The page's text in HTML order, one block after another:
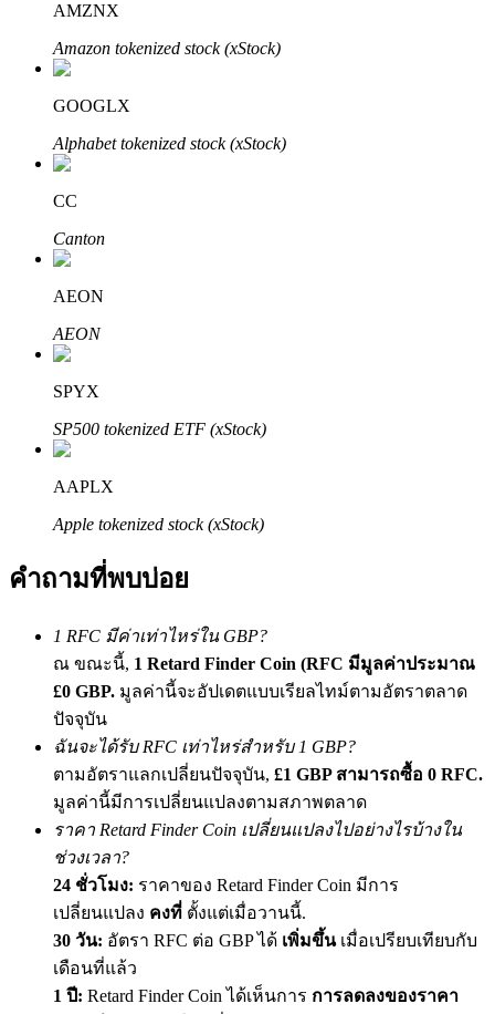
พันธมิตร Bitrue
มากถึง 65% คอมมิชชั่น!
การแนะนำ
เชิญเพื่อนเพื่อรับรางวัลเงินสด
Deposit CASHCAT & Win
Share 500000 CASHCAT prize pool
Exclusive for BitMart Users
AMZNX
Amazon tokenized stock (xStock)
GOOGLX
Alphabet tokenized stock (xStock)
CC
Canton
AEON
AEON
SPYX
SP500 tokenized ETF (xStock)
AAPLX
Apple tokenized stock (xStock)
คำถามที่พบบ่อย
1 RFC มีค่าเท่าไหร่ใน GBP?
ณ ขณะนี้, 1 Retard Finder Coin (RFC มีมูลค่าประมาณ
£0 GBP. มูลค่านี้จะอัปเดตแบบเรียลไทม์ตามอัตราตลาด
ปัจจุบัน
ฉันจะได้รับ RFC เท่าไหร่สำหรับ 1 GBP?
ตามอัตราแลกเปลี่ยนปัจจุบัน, £1 GBP สามารถซื้อ 0 RFC.
มูลค่านี้มีการเปลี่ยนแปลงตามสภาพตลาด
ราคา Retard Finder Coin เปลี่ยนแปลงไปอย่างไรบ้างใน
ช่วงเวลา?
24 ชั่วโมง: ราคาของ Retard Finder Coin มีการ
เปลี่ยนแปลง คงที่ ตั้งแต่เมื่อวานนี้.
30 วัน: อัตรา RFC ต่อ GBP ได้ เพิ่มขึ้นเมื่อเปรียบเทียบกับ
เดือนที่แล้ว
1 ปี: Retard Finder Coin ได้เห็นการ การลดลงของราคา